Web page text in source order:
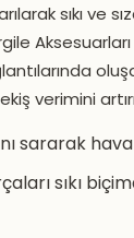
sıkı ve
Aksesuarları
verimini
sararak
sıkı